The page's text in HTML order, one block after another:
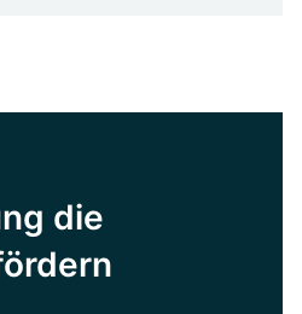
die